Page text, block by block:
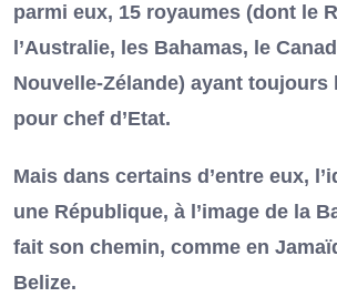
parmi eux, 15 royaumes (dont le
l’Australie, les Bahamas, le
Nouvelle-Zélande) ayant toujours
pour chef d’Etat.
Mais dans certains d’entre eux,
une République, à l’image de la
fait son chemin, comme en
Belize.